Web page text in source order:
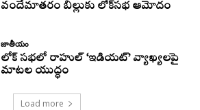
వందేమాతరం బిల్లుకు లోక్‌సభ ఆమోదం
జాతీయం
లోక్ సభలో రాహుల్ ‘ఇడియట్’ వ్యాఖ్యలపై
మాటల యుద్ధం
Load more